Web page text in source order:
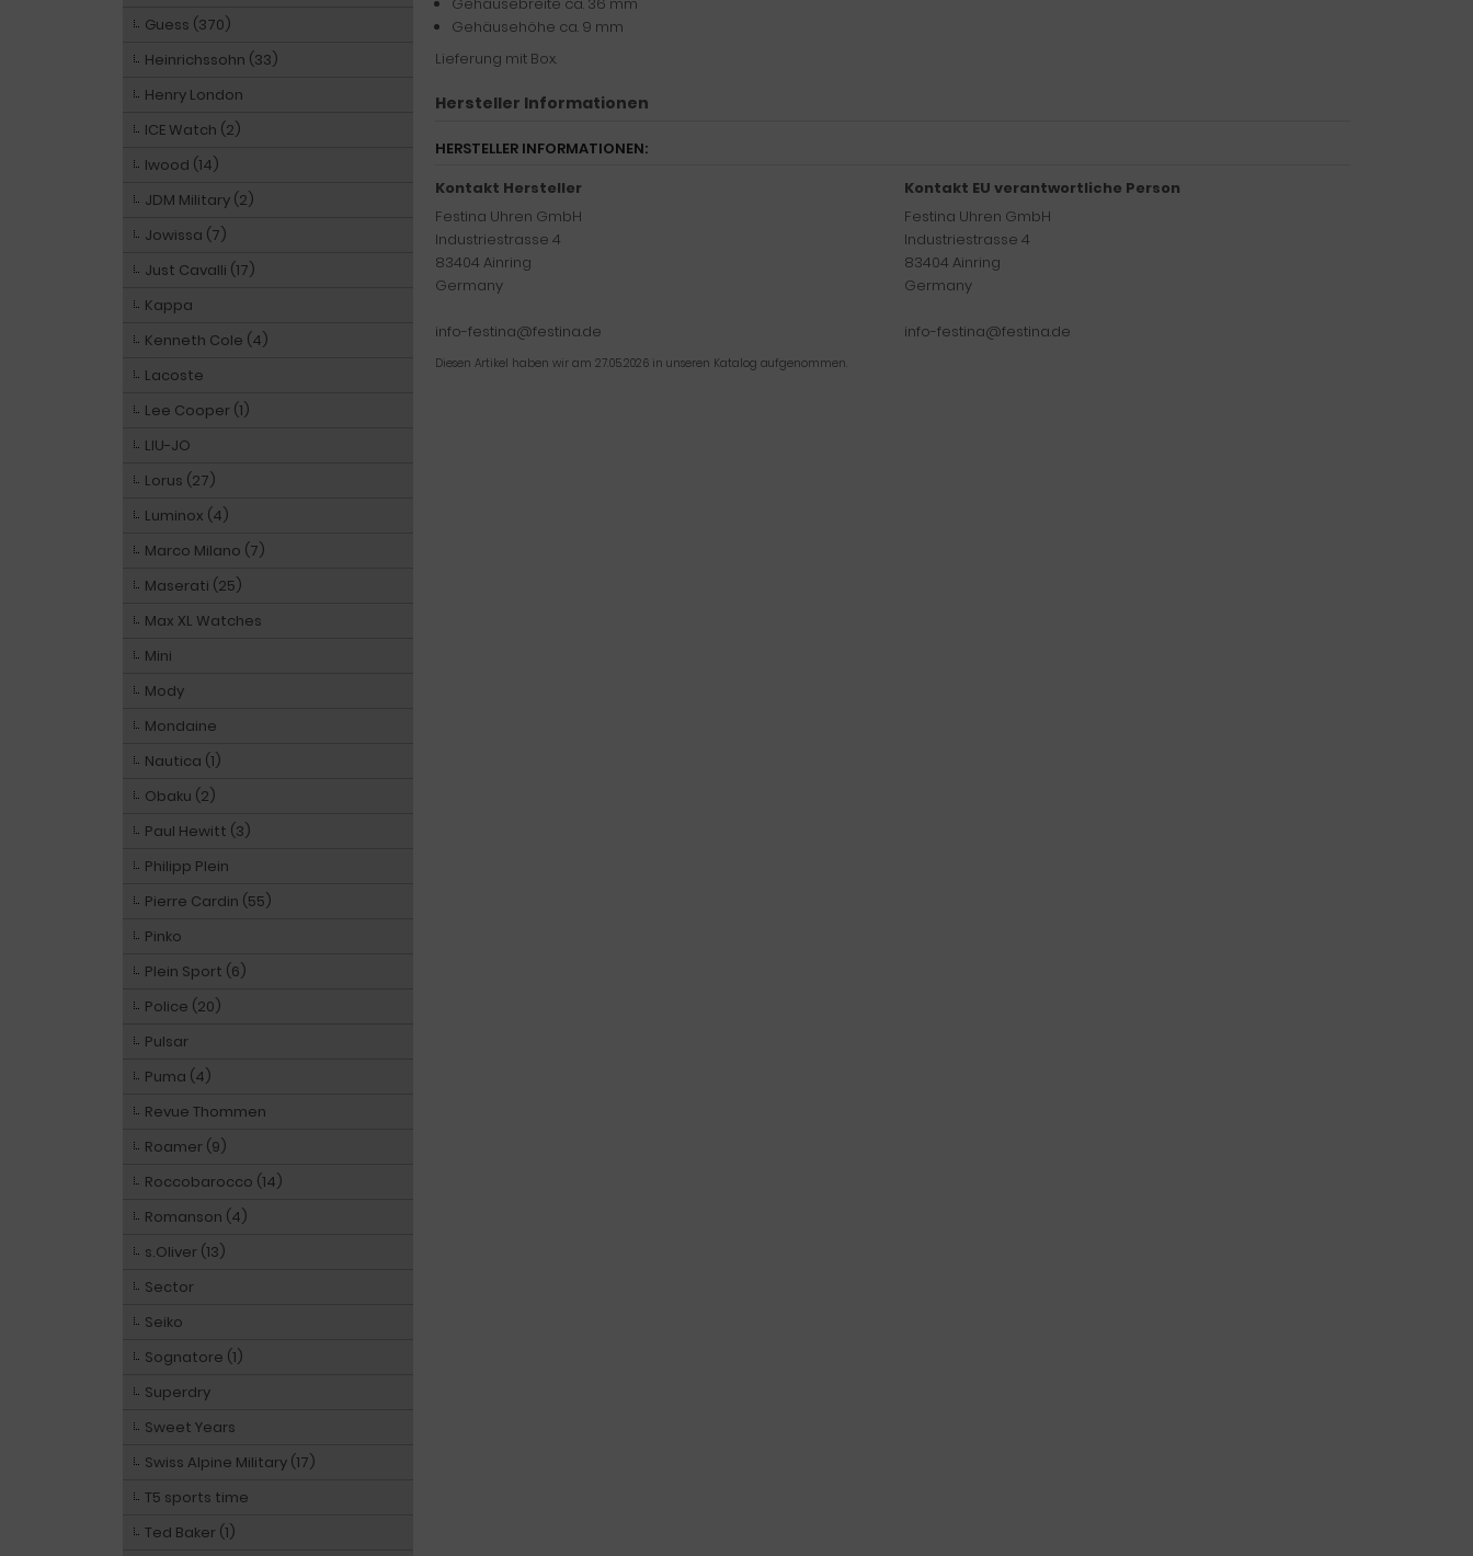
Gehäusehöhe ca. 9 mm
Lieferung mit Box.
Hersteller Informationen
HERSTELLER INFORMATIONEN:
Kontakt Hersteller
Festina Uhren GmbH
Industriestrasse 4
83404 Ainring
Germany
info-festina@festina.de
Kontakt EU verantwortliche Person
Festina Uhren GmbH
Industriestrasse 4
83404 Ainring
Germany
info-festina@festina.de
Diesen Artikel haben wir am 27.05.2026 in unseren Katalog aufgenommen.
Guess (370)
Heinrichssohn (33)
Henry London
ICE Watch (2)
Iwood (14)
JDM Military (2)
Jowissa (7)
Just Cavalli (17)
Kappa
Kenneth Cole (4)
Lacoste
Lee Cooper (1)
LIU-JO
Lorus (27)
Luminox (4)
Marco Milano (7)
Maserati (25)
Max XL Watches
Mini
Mody
Mondaine
Nautica (1)
Obaku (2)
Paul Hewitt (3)
Philipp Plein
Pierre Cardin (55)
Pinko
Plein Sport (6)
Police (20)
Pulsar
Puma (4)
Revue Thommen
Roamer (9)
Roccobarocco (14)
Romanson (4)
s.Oliver (13)
Sector
Seiko
Sognatore (1)
Superdry
Sweet Years
Swiss Alpine Military (17)
T5 sports time
Ted Baker (1)